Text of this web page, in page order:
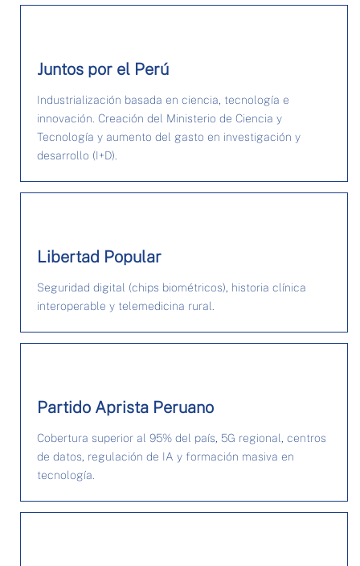
Juntos por el Perú
Industrialización basada en ciencia, tecnología e
innovación. Creación del Ministerio de Ciencia y
Tecnología y aumento del gasto en investigación y
desarrollo (I+D).
Libertad Popular
Seguridad digital (chips biométricos), historia clínica
interoperable y telemedicina rural.
Partido Aprista Peruano
Cobertura superior al 95% del país, 5G regional, centros
de datos, regulación de IA y formación masiva en
tecnología.